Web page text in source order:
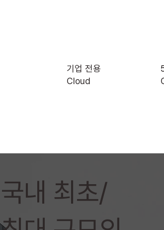
기업 전용
Cloud
​국내 최초/